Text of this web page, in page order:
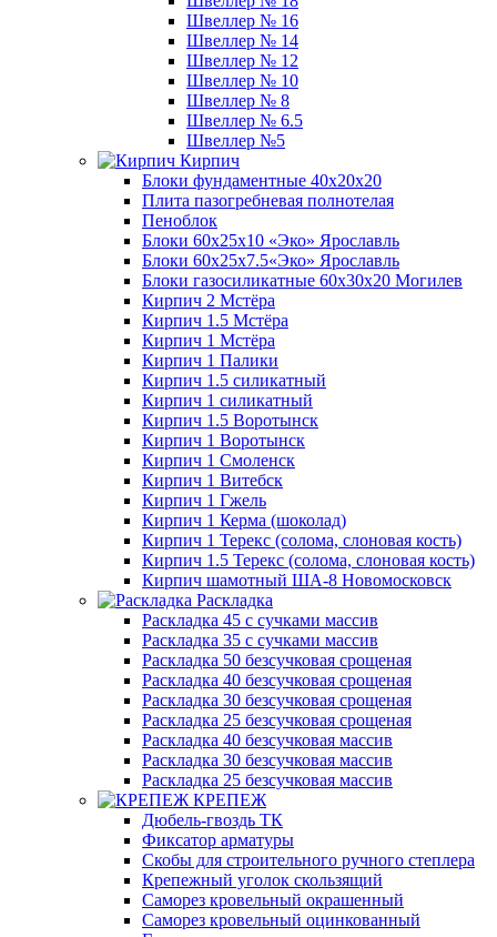
Швеллер № 16
Швеллер № 14
Швеллер № 12
Швеллер № 10
Швеллер № 8
Швеллер № 6.5
Швеллер №5
Кирпич
Блоки фундаментные 40х20х20
Плита пазогребневая полнотелая
Пеноблок
Блоки 60х25х10 «Эко» Ярославль
Блоки 60х25х7.5«Эко» Ярославль
Блоки газосиликатные 60х30х20 Могилев
Кирпич 2 Мстёра
Кирпич 1.5 Мстёра
Кирпич 1 Мстёра
Кирпич 1 Палики
Кирпич 1.5 силикатный
Кирпич 1 силикатный
Кирпич 1.5 Воротынск
Кирпич 1 Воротынск
Кирпич 1 Смоленск
Кирпич 1 Витебск
Кирпич 1 Гжель
Кирпич 1 Керма (шоколад)
Кирпич 1 Терекс (солома, слоновая кость)
Кирпич 1.5 Терекс (солома, слоновая кость)
Кирпич шамотный ША-8 Новомосковск
Раскладка
Раскладка 45 с сучками массив
Раскладка 35 с сучками массив
Раскладка 50 безсучковая срощеная
Раскладка 40 безсучковая срощеная
Раскладка 30 безсучковая срощеная
Раскладка 25 безсучковая срощеная
Раскладка 40 безсучковая массив
Раскладка 30 безсучковая массив
Раскладка 25 безсучковая массив
КРЕПЕЖ
Дюбель-гвоздь ТК
Фиксатор арматуры
Скобы для строительного ручного степлера
Крепежный уголок скользящий
Саморез кровельный окрашенный
Саморез кровельный оцинкованный